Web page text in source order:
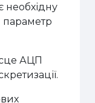
необхідну
АЦП